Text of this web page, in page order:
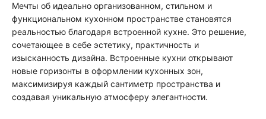
Мечты об идеально организованном, стильном и
функциональном кухонном пространстве становятся
реальностью благодаря встроенной кухне. Это решение,
сочетающее в себе эстетику, практичность и
изысканность дизайна. Встроенные кухни открывают
новые горизонты в оформлении кухонных зон,
максимизируя каждый сантиметр пространства и
создавая уникальную атмосферу элегантности.